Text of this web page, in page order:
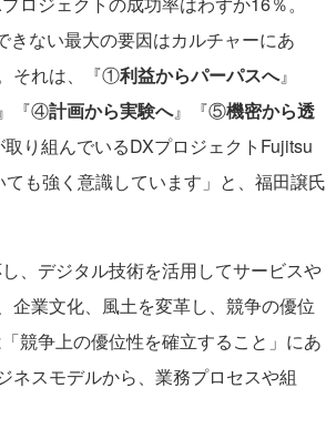
ない最大の要因はカルチャーにあ
それは、『①利益からパーパスへ』
『④計画から実験へ』『⑤機密から透
り組んでいるDXプロジェクトFujitsu
も強く意識しています」と、福田譲氏
、デジタル技術を活用してサービスや
企業文化、風土を変革し、競争の優位
競争上の優位性を確立すること」にあ
ネスモデルから、業務プロセスや組